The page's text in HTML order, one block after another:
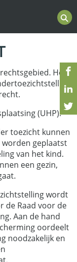
Het
(UHP):
toezicht kunnen
geplaatst
van het kind.
een gezin,
wordt
de Raad voor de
Aan de hand
oordeelt
noodzakelijk en